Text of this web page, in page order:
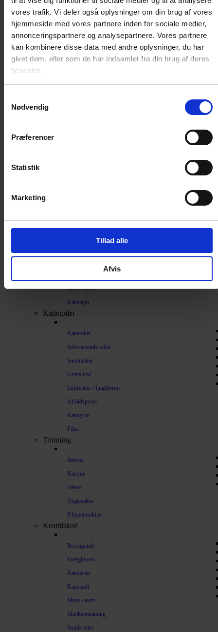
vores trafik. Vi deler også oplysninger om din brug af vores
hjemmeside med vores partnere inden for sociale medier,
annonceringspartnere og analysepartnere. Vores partnere
kan kombinere disse data med andre oplysninger, du har
givet dem, eller som de har indsamlet fra din brug af deres
tjenester.
Nødvendig
Præferencer
Statistik
Marketing
Tillad alle
Afvis
Sår / Rifter
Øjne / Ører
Diverse plejeprodukter
Kattedør
Microchip kattelem
Huler, senge, madrasser
Træning
Sikkerhed
Halsbånd og seler
Seler / Liner
Kattetegn
Kattetoilet
Kattetoilet
Selvrensende toilet
Sandmåtter
Grusskovl
Luftrenser / Lugtfjerner
Affaldsposer
Kattegrus
Filter
Trimning
Børster
Kamme
Sakse
Neglesakse
Klippemaskine
Kosttilskud
Beroligende
Energiboost
Kattegræs
Kattemalt
Mave / tarm
Mælkeerstatning
Sunde olier